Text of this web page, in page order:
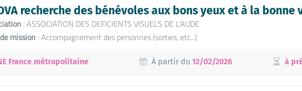
recherche des bénévoles aux bons yeux et à la bonne
: ASSOCIATION DES DEFICIENTS VISUELS DE L'AUDE
mission : Accompagnement des personnes (sorties, etc...)
France métropolitaine À partir du12/02/2026 à